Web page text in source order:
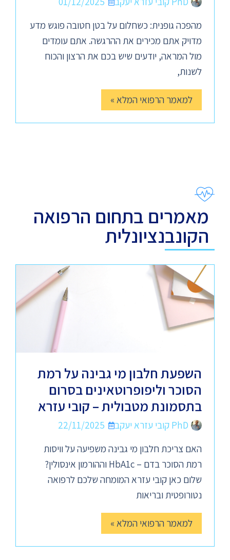
מהפכה גופנית: כשחלום על בטן חטובה פוגש מדע
מדויק אתם מכירים את ההרגשה. אתם עומדים
מול המראה, יודעים שיש בכם את הרצון והכוח
לשנות,
למאמר הרפואי המלא »
מאמרים בתחום הרפואה
הקונבנציונלית
השפעת חלבון מי גבינה על רמת
הסוכר וליפופרוטאינים בסרום
בתסמונת מטבולית – קובי עזרא
PhD קובי עזרא יעקב
22/11/2025
האם צריכת חלבון מי גבינה משפיעה על וויסות
רמת הסוכר בדם – HbA1c וההורמון אינסולין?
שלום כאן קובי עזרא המומחה שלכם לרפואה
נטורופטית ובריאות
למאמר הרפואי המלא »